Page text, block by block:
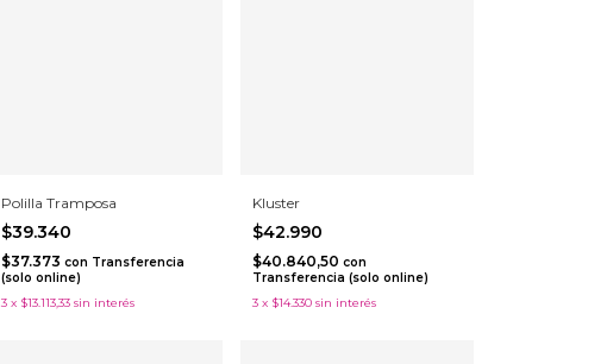
Polilla Tramposa
$39.340
$37.373 con Transferencia
(solo online)
3 x $13.113,33 sin interés
Kluster
$42.990
$40.840,50 con
Transferencia (solo online)
3 x $14.330 sin interés